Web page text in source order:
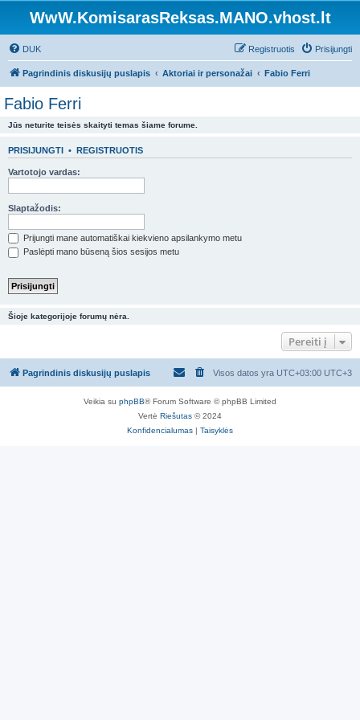
WwW.KomisarasReksas.MANO.vhost.lt
DUK Prisijungti
Registruotis
Pagrindinis diskusijų puslapis Aktoriai ir personažai Fabio Ferri
Fabio Ferri
Jūs neturite teisės skaityti temas šiame forume.
PRISIJUNGTI • REGISTRUOTIS
Vartotojo vardas:
Slaptažodis:
Prijungti mane automatiškai kiekvieno apsilankymo metu
Paslėpti mano būseną šios sesijos metu
Šioje kategorijoje forumų nėra.
Pereiti į
Pagrindinis diskusijų puslapis Visos datos yra UTC+03:00 UTC+3
Veikia su phpBB® Forum Software © phpBB Limited
Vertė Riešutas © 2024
Konfidencialumas | Taisyklės